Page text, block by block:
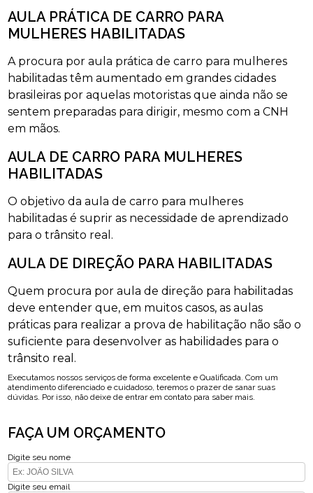
AULA PRÁTICA DE CARRO PARA
MULHERES HABILITADAS
A procura por aula prática de carro para mulheres
habilitadas têm aumentado em grandes cidades
brasileiras por aquelas motoristas que ainda não se
sentem preparadas para dirigir, mesmo com a CNH
em mãos.
AULA DE CARRO PARA MULHERES
HABILITADAS
O objetivo da aula de carro para mulheres
habilitadas é suprir as necessidade de aprendizado
para o trânsito real.
AULA DE DIREÇÃO PARA HABILITADAS
Quem procura por aula de direção para habilitadas
deve entender que, em muitos casos, as aulas
práticas para realizar a prova de habilitação não são o
suficiente para desenvolver as habilidades para o
trânsito real.
Executamos nossos serviços de forma excelente e Qualificada. Com um
atendimento diferenciado e cuidadoso, teremos o prazer de sanar suas
dúvidas. Por isso, não deixe de entrar em contato para saber mais.
FAÇA UM ORÇAMENTO
Digite seu nome
Digite seu email